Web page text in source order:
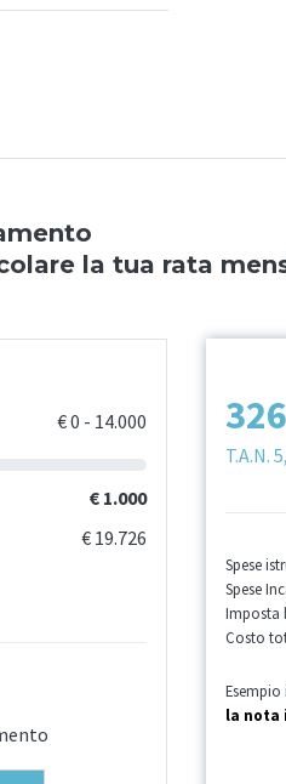
la tua rata
€0 - 14.000
€ 1.000
€ 19.726
326
T.A.N.
Spese
Spese
Imposta
Costo
la nota